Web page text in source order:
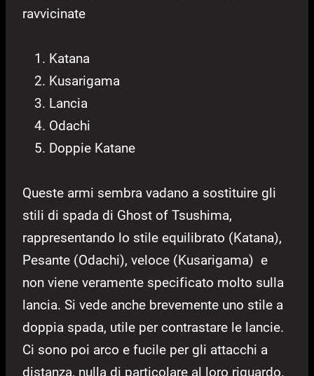
ravvicinate
Katana
Kusarigama
Lancia
Odachi
Doppie Katane
Queste armi sembra vadano a sostituire gli
stili di spada di Ghost of Tsushima,
rappresentando lo stile equilibrato (Katana),
Pesante (Odachi), veloce (Kusarigama) e
non viene veramente specificato molto sulla
lancia. Si vede anche brevemente uno stile a
doppia spada, utile per contrastare le lancie.
Ci sono poi arco e fucile per gli attacchi a
distanza, nulla di particolare al loro riguardo.